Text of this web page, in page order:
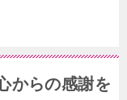
からの感謝を